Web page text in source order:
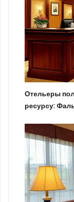
Отельеры
ресурсу: